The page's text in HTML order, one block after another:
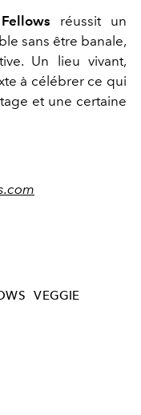
Fellows réussit un
sans être banale,
Un lieu vivant,
à célébrer ce qui
et une certaine
VEGGIE